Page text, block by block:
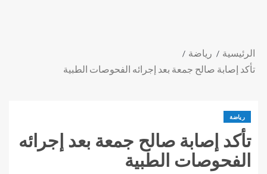
الرئيسية
رياضة
تأكد إصابة صالح جمعة بعد إجرائه الفحوصات الطبية
رياضة
تأكد إصابة صالح جمعة بعد إجرائه
الفحوصات الطبية